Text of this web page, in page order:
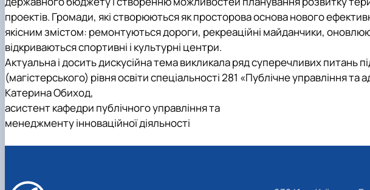
проектів. Громади, які створюються як просторова основа нового
якісним змістом: ремонтуються дороги, рекреаційні майданчики,
відкриваються спортивні і культурні центри.
Актуальна і досить дискусійна тема викликала ряд суперечливих питань
(магістерського) рівня освіти спеціальності 281 «Публічне управління та
Катерина Обиход,
асистент кафедри публічного управління та
менеджменту інноваційної діяльності